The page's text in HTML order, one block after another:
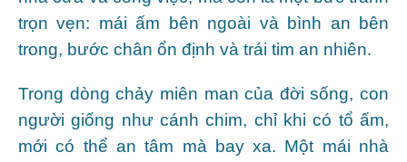
trọn vẹn: mái ấm bên ngoài và bình an bên
trong, bước chân ổn định và trái tim an nhiên.
Trong dòng chảy miên man của đời sống, con
người giống như cánh chim, chỉ khi có tổ ấm,
mới có thể an tâm mà bay xa. Một mái nhà